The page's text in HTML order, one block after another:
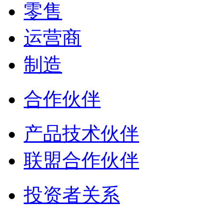
零售
运营商
制造
合作伙伴
产品技术伙伴
联盟合作伙伴
投资者关系